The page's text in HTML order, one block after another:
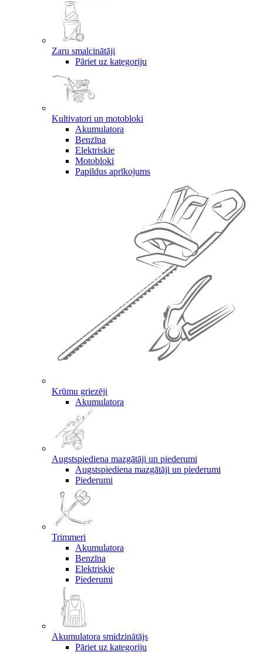
Zaru smalcinātāji
Pāriet uz kategoriju
Kultivatori un motobloki
Akumulatora
Benzīna
Elektriskie
Motobloki
Papildus aprīkojums
Krūmu griezēji
Akumulatora
Augstspiediena mazgātāji un piederumi
Augstspiediena mazgātāji un piederumi
Piederumi
Trimmeri
Akumulatora
Benzīna
Elektriskie
Piederumi
Akumulatora smidzinātājs
Pāriet uz kategoriju